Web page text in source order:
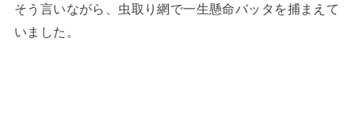
そう言いながら、虫取り網で一生懸命バッタを捕まえて
いました。